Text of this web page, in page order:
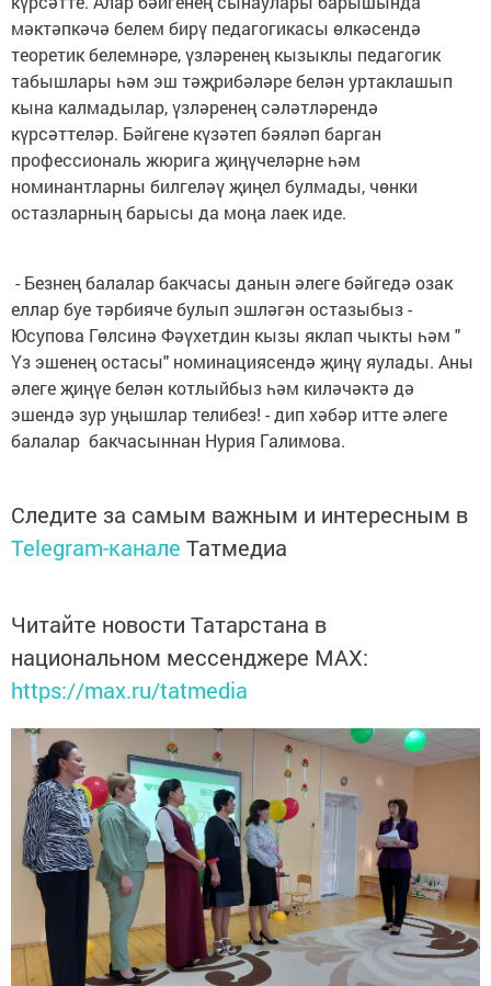
мәктәпкәчә белем бирү педагогикасы өлкәсендә
теоретик белемнәре, үзләренең кызыклы педагогик
табышлары һәм эш тәҗрибәләре белән уртаклашып
кына калмадылар, үзләренең сәләтләрендә
күрсәттеләр. Бәйгене күзәтеп бәяләп барган
профессиональ жюрига җиңүчеләрне һәм
номинантларны билгеләү җиңел булмады, чөнки
остазларның барысы да моңа лаек иде.
- Безнең балалар бакчасы данын әлеге бәйгедә озак
еллар буе тәрбияче булып эшләгән остазыбыз -
Юсупова Гөлсинә Фәүхетдин кызы яклап чыкты һәм "
Үз эшенең остасы" номинациясендә җиңү яулады. Аны
әлеге җиңүе белән котлыйбыз һәм киләчәктә дә
эшендә зур уңышлар телибез! - дип хәбәр итте әлеге
балалар бакчасыннан Нурия Галимова.
Следите за самым важным и интересным в
Telegram-канале Татмедиа
Читайте новости Татарстана в
национальном мессенджере MАХ:
https://max.ru/tatmedia